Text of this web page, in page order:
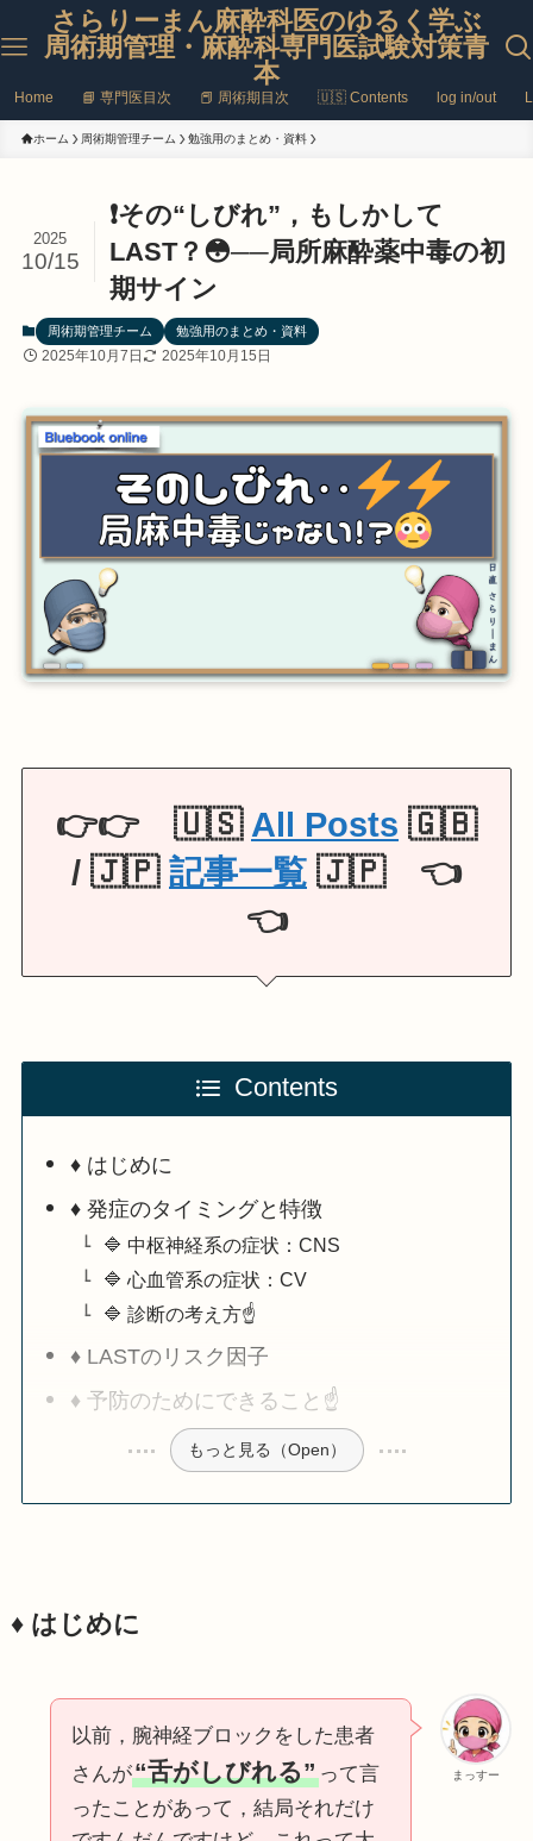
さらりーまん麻酔科医のゆるく学ぶ
周術期管理・麻酔科専門医試験対策青
本
Home 📘 専門医目次 📕 周術期目次 🇺🇸 Contents log in/out
ホーム 周術期管理チーム 勉強用のまとめ・資料
❗その“しびれ”，もしかして
LAST？😳──局所麻酔薬中毒の初
期サイン
2025
10/15
周術期管理チーム 勉強用のまとめ・資料
2025年10月7日 2025年10月15日
👉👉 🇺🇸 All Posts 🇬🇧
/ 🇯🇵 記事一覧 🇯🇵 👈
👈
Contents
♦️ はじめに
♦️ 発症のタイミングと特徴
🔷 中枢神経系の症状：CNS
🔷 心血管系の症状：CV
🔷 診断の考え方☝️
♦️ LASTのリスク因子
♦️ 予防のためにできること☝️
もっと見る（Open）
♦️ はじめに
まっすー
以前，腕神経ブロックをした患者
さんが“舌がしびれる”って言
ったことがあって，結局それだけ